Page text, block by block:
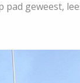
geweest,